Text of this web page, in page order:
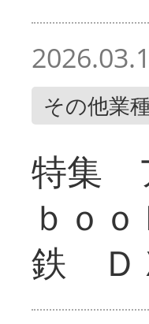
その他業
特集
ｂｏ
鉄 Ｄ